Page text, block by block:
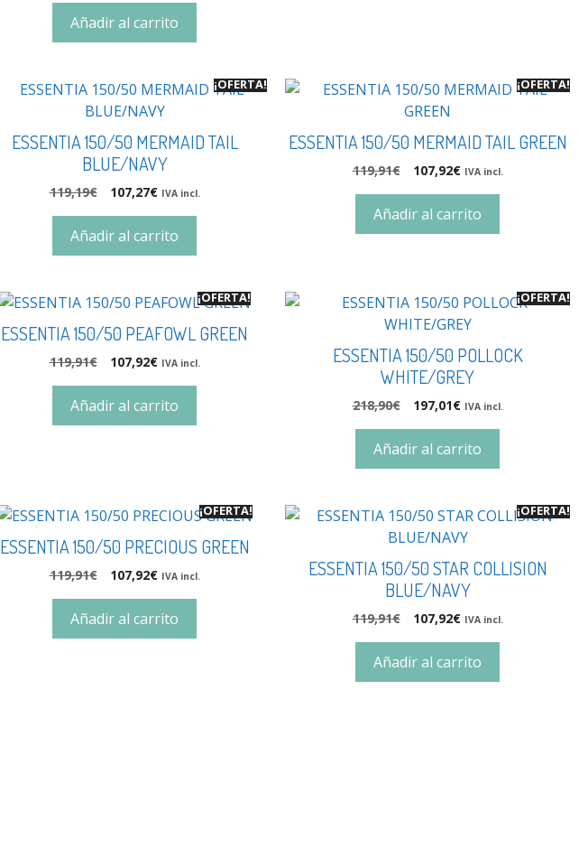
Añadir al carrito
¡OFERTA!
ESSENTIA 150/50 MERMAID TAIL
BLUE/NAVY
119,19€ 107,27€ IVA incl.
Añadir al carrito
¡OFERTA!
ESSENTIA 150/50 MERMAID TAIL GREEN
119,91€ 107,92€ IVA incl.
Añadir al carrito
¡OFERTA!
ESSENTIA 150/50 PEAFOWL GREEN
119,91€ 107,92€ IVA incl.
Añadir al carrito
¡OFERTA!
ESSENTIA 150/50 POLLOCK
WHITE/GREY
218,90€ 197,01€ IVA incl.
Añadir al carrito
¡OFERTA!
ESSENTIA 150/50 PRECIOUS GREEN
119,91€ 107,92€ IVA incl.
Añadir al carrito
¡OFERTA!
ESSENTIA 150/50 STAR COLLISION
BLUE/NAVY
119,91€ 107,92€ IVA incl.
Añadir al carrito